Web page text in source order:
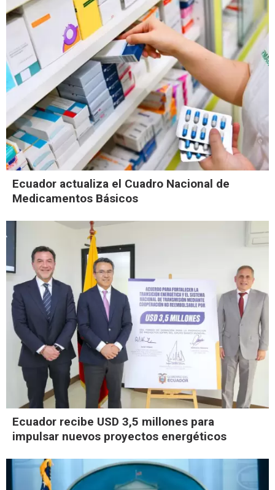
Ecuador actualiza el Cuadro Nacional de
Medicamentos Básicos
Ecuador recibe USD 3,5 millones para
impulsar nuevos proyectos energéticos